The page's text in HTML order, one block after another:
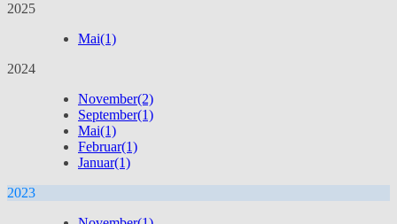
2025
Mai(1)
2024
November(2)
September(1)
Mai(1)
Februar(1)
Januar(1)
2023